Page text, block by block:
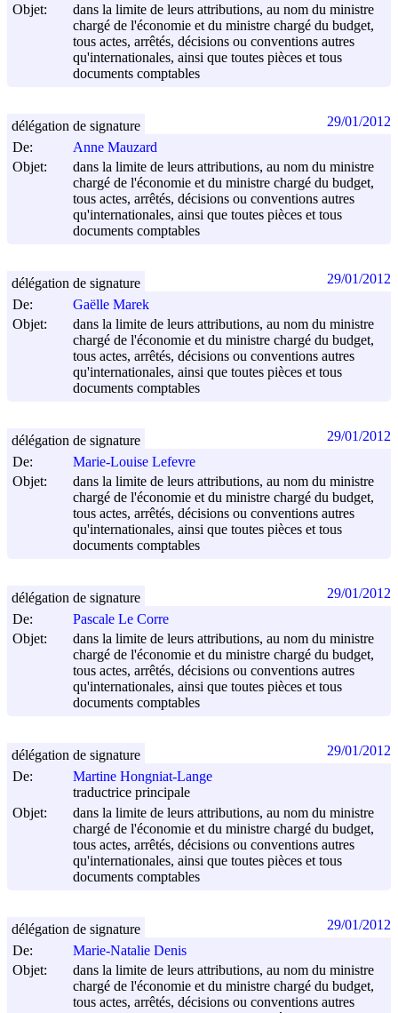
Objet:
dans la limite de leurs attributions, au nom du ministre
chargé de l'économie et du ministre chargé du budget,
tous actes, arrêtés, décisions ou conventions autres
qu'internationales, ainsi que toutes pièces et tous
documents comptables
De:
Anne Mauzard
Objet:
dans la limite de leurs attributions, au nom du ministre
chargé de l'économie et du ministre chargé du budget,
tous actes, arrêtés, décisions ou conventions autres
qu'internationales, ainsi que toutes pièces et tous
documents comptables
délégation de signature 29/01/2012
De:
Gaëlle Marek
Objet:
dans la limite de leurs attributions, au nom du ministre
chargé de l'économie et du ministre chargé du budget,
tous actes, arrêtés, décisions ou conventions autres
qu'internationales, ainsi que toutes pièces et tous
documents comptables
délégation de signature 29/01/2012
De:
Marie-Louise Lefevre
Objet:
dans la limite de leurs attributions, au nom du ministre
chargé de l'économie et du ministre chargé du budget,
tous actes, arrêtés, décisions ou conventions autres
qu'internationales, ainsi que toutes pièces et tous
documents comptables
délégation de signature 29/01/2012
De:
Pascale Le Corre
Objet:
dans la limite de leurs attributions, au nom du ministre
chargé de l'économie et du ministre chargé du budget,
tous actes, arrêtés, décisions ou conventions autres
qu'internationales, ainsi que toutes pièces et tous
documents comptables
délégation de signature 29/01/2012
De:
Martine Hongniat-Lange
traductrice principale
Objet:
dans la limite de leurs attributions, au nom du ministre
chargé de l'économie et du ministre chargé du budget,
tous actes, arrêtés, décisions ou conventions autres
qu'internationales, ainsi que toutes pièces et tous
documents comptables
délégation de signature 29/01/2012
De:
Marie-Natalie Denis
Objet:
dans la limite de leurs attributions, au nom du ministre
chargé de l'économie et du ministre chargé du budget,
tous actes, arrêtés, décisions ou conventions autres
délégation de signature 29/01/2012